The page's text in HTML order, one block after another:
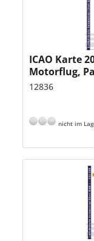
ICAO Karte
Motorflug,
gefalzt,
12836
nicht im